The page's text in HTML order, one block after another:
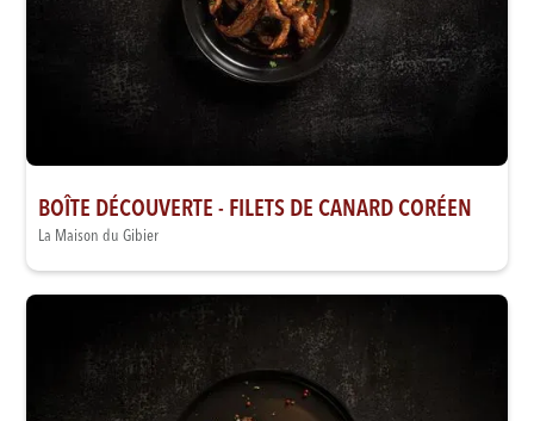
BOÎTE DÉCOUVERTE - FILETS DE CANARD CORÉEN
La Maison du Gibier